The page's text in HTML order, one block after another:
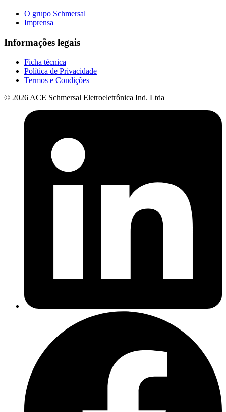
O grupo Schmersal
Imprensa
Informações legais
Ficha técnica
Política de Privacidade
Termos e Condições
© 2026 ACE Schmersal Eletroeletrônica Ind. Ltda